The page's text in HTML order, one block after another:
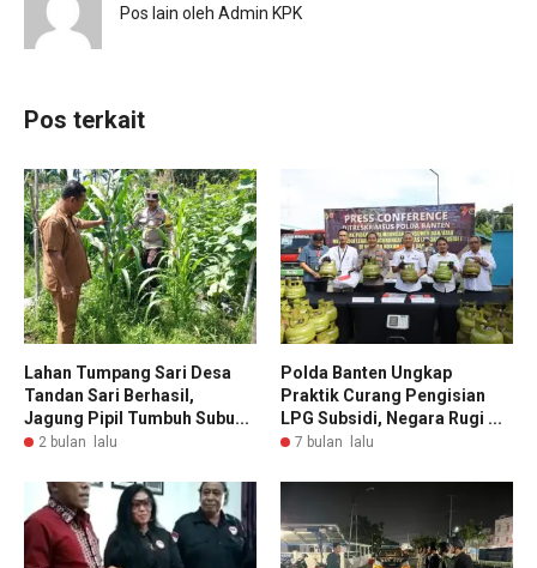
Pos lain oleh Admin KPK
Pos terkait
Lahan Tumpang Sari Desa
Tandan Sari Berhasil,
Jagung Pipil Tumbuh Subu...
2 bulan lalu
Polda Banten Ungkap
Praktik Curang Pengisian
LPG Subsidi, Negara Rugi ...
7 bulan lalu